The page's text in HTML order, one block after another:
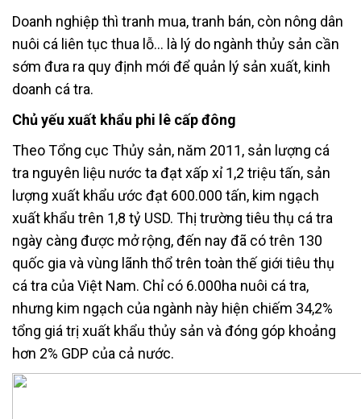
Doanh nghiệp thì tranh mua, tranh bán, còn nông dân
nuôi cá liên tục thua lỗ… là lý do ngành thủy sản cần
sớm đưa ra quy định mới để quản lý sản xuất, kinh
doanh cá tra.
Chủ yếu xuất khẩu phi lê cấp đông
Theo Tổng cục Thủy sản, năm 2011, sản lượng cá
tra nguyên liệu nước ta đạt xấp xỉ 1,2 triệu tấn, sản
lượng xuất khẩu ước đạt 600.000 tấn, kim ngạch
xuất khẩu trên 1,8 tỷ USD. Thị trường tiêu thụ cá tra
ngày càng được mở rộng, đến nay đã có trên 130
quốc gia và vùng lãnh thổ trên toàn thế giới tiêu thụ
cá tra của Việt Nam. Chỉ có 6.000ha nuôi cá tra,
nhưng kim ngạch của ngành này hiện chiếm 34,2%
tổng giá trị xuất khẩu thủy sản và đóng góp khoảng
hơn 2% GDP của cả nước.